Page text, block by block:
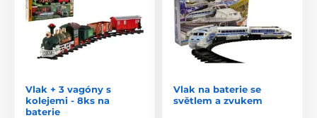
Vlak + 3 vagóny s
kolejemi - 8ks na
baterie
Vlak na baterie se
světlem a zvukem